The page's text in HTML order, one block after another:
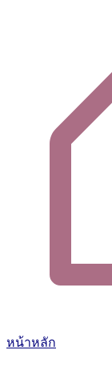
หน้าหลัก